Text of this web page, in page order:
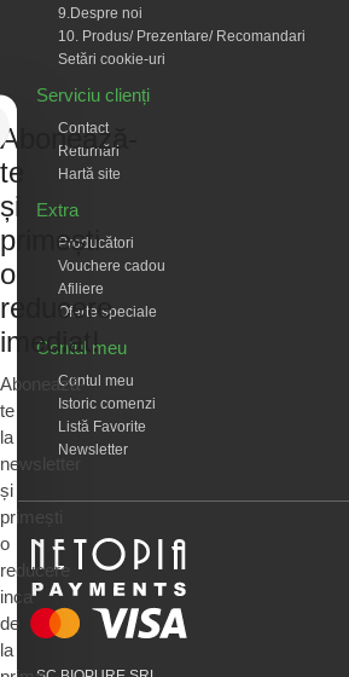
9.Despre noi
10. Produs/ Prezentare/ Recomandari
Setări cookie-uri
Serviciu clienți
Contact
Returnări
Hartă site
Extra
Producători
Vouchere cadou
Afiliere
Oferte speciale
Contul meu
Contul meu
Istoric comenzi
Listă Favorite
Newsletter
Abonează-
te
și
primești
o
reducere
imediat!
Abonează-
te
la
newsletter
și
primești
o
reducere
inca
de
la